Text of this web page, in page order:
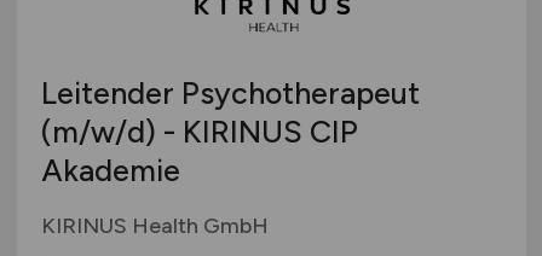
Leitender Psychotherapeut
(m/w/d) - KIRINUS CIP
Akademie
KIRINUS Health GmbH